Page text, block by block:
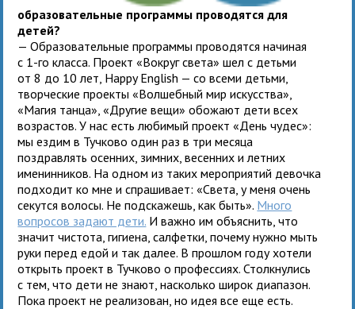
образовательные программы проводятся для
детей?
— Образовательные программы проводятся начиная
с 1-го класса. Проект «Вокруг света» шел с детьми
от 8 до 10 лет, Happy English — со всеми детьми,
творческие проекты «Волшебный мир искусства»,
«Магия танца», «Другие вещи» обожают дети всех
возрастов. У нас есть любимый проект «День чудес»:
мы ездим в Тучково один раз в три месяца
поздравлять осенних, зимних, весенних и летних
именинников. На одном из таких мероприятий девочка
подходит ко мне и спрашивает: «Света, у меня очень
секутся волосы. Не подскажешь, как быть». Много
вопросов задают дети. И важно им объяснить, что
значит чистота, гигиена, салфетки, почему нужно мыть
руки перед едой и так далее. В прошлом году хотели
открыть проект в Тучково о профессиях. Столкнулись
с тем, что дети не знают, насколько широк диапазон.
Пока проект не реализован, но идея все еще есть.